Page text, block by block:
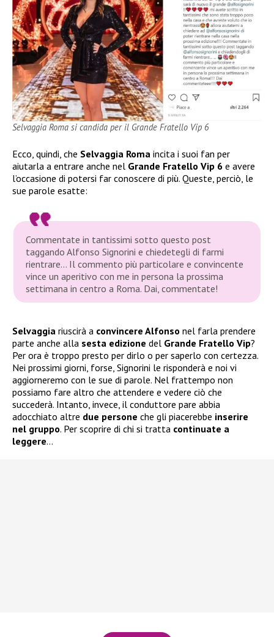
Selvaggia Roma si candida per il Grande Fratello Vip 6
Ecco, quindi, che Selvaggia Roma incita i suoi fan per
aiutarla a entrare anche nel Grande Fratello Vip 6 e avere
l’occasione di potersi far conoscere di più. Queste, perciò, le
sue parole esatte:
Commentate in tantissimi sotto questo post
taggando Alfonso Signorini e chiedetegli di farmi
rientrare… Il commento più particolare e convincente
vince un aperitivo con me in persona la prossima
settimana in centro a Roma. Dai, commentate!
Selvaggia riuscirà a convincere Alfonso nel farla prendere
parte anche alla sesta edizione del Grande Fratello Vip?
Per ora è troppo presto per dirlo o per saperlo con certezza.
Nei prossimi giorni, forse, Signorini le risponderà e noi vi
aggiorneremo con le sue di parole. Nel frattempo non
possiamo fare altro che attendere e vedere ciò che
succederà. Intanto, invece, il conduttore pare abbia
adocchiato altre due persone che gli piacerebbe inserire
nel gruppo. Per scoprire di chi si tratta continuate a
leggere…